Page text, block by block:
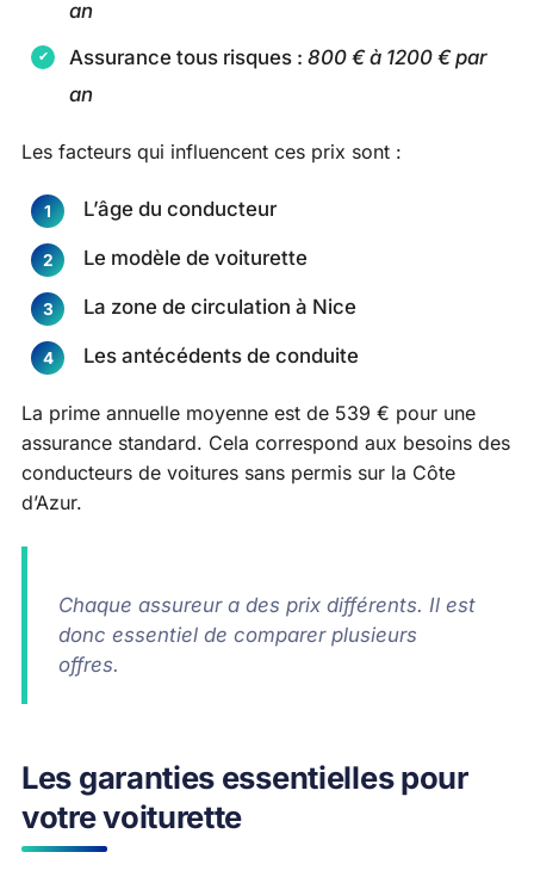
an
Assurance tous risques : 800 € à 1200 € par
an
Les facteurs qui influencent ces prix sont :
L’âge du conducteur
Le modèle de voiturette
La zone de circulation à Nice
Les antécédents de conduite
La prime annuelle moyenne est de 539 € pour une
assurance standard. Cela correspond aux besoins des
conducteurs de voitures sans permis sur la Côte
d’Azur.
Chaque assureur a des prix différents. Il est
donc essentiel de comparer plusieurs
offres.
Les garanties essentielles pour
votre voiturette